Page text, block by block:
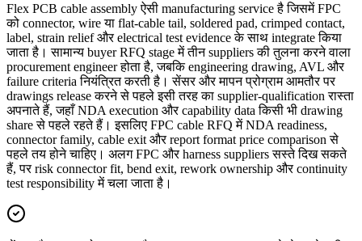
Flex PCB cable assembly ऐसी manufacturing service है जिसमें FPC
को connector, wire या flat-cable tail, soldered pad, crimped contact,
label, strain relief और electrical test evidence के साथ integrate किया
जाता है। सामान्य buyer RFQ stage में तीन suppliers की तुलना करने वाला
procurement engineer होता है, जबकि engineering drawing, AVL और
failure criteria नियंत्रित करती है। सेंसर और मापन प्रोग्राम आमतौर पर
drawings release करने से पहले इसी तरह का supplier-qualification रास्ता
अपनाते हैं, जहाँ NDA execution और capability data किसी भी drawing
share से पहले रहते हैं। इसलिए FPC cable RFQ में NDA readiness,
connector family, cable exit और report format price comparison से
पहले तय होने चाहिए। अलग FPC और harness suppliers सस्ते दिख सकते
हैं, पर risk connector fit, bend exit, rework ownership और continuity
test responsibility में चला जाता है।